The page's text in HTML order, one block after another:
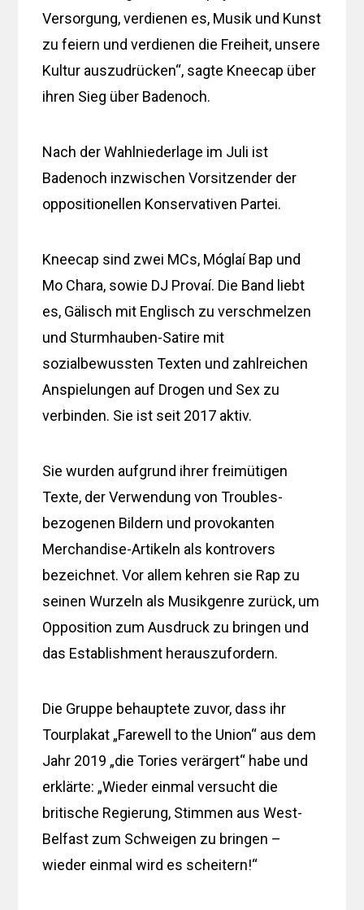
Versorgung, verdienen es, Musik und Kunst
zu feiern und verdienen die Freiheit, unsere
Kultur auszudrücken“, sagte Kneecap über
ihren Sieg über Badenoch.
Nach der Wahlniederlage im Juli ist
Badenoch inzwischen Vorsitzender der
oppositionellen Konservativen Partei.
Kneecap sind zwei MCs, Móglaí Bap und
Mo Chara, sowie DJ Provaí. Die Band liebt
es, Gälisch mit Englisch zu verschmelzen
und Sturmhauben-Satire mit
sozialbewussten Texten und zahlreichen
Anspielungen auf Drogen und Sex zu
verbinden. Sie ist seit 2017 aktiv.
Sie wurden aufgrund ihrer freimütigen
Texte, der Verwendung von Troubles-
bezogenen Bildern und provokanten
Merchandise-Artikeln als kontrovers
bezeichnet. Vor allem kehren sie Rap zu
seinen Wurzeln als Musikgenre zurück, um
Opposition zum Ausdruck zu bringen und
das Establishment herauszufordern.
Die Gruppe behauptete zuvor, dass ihr
Tourplakat „Farewell to the Union“ aus dem
Jahr 2019 „die Tories verärgert“ habe und
erklärte: „Wieder einmal versucht die
britische Regierung, Stimmen aus West-
Belfast zum Schweigen zu bringen –
wieder einmal wird es scheitern!“